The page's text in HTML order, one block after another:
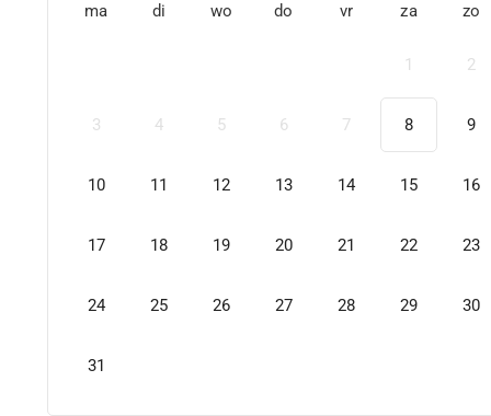
ma di wo do vr za zo
1 2
3 4 5 6 7 8 9
10 11 12 13 14 15 16
17 18 19 20 21 22 23
24 25 26 27 28 29 30
31